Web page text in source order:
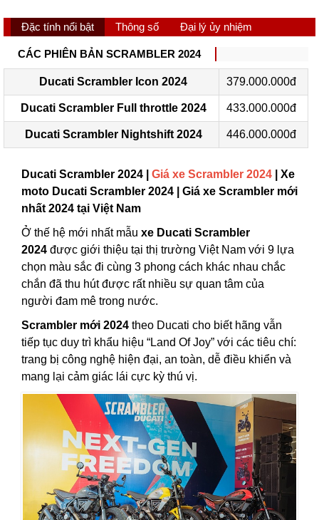
Đặc tính nổi bật Thông số Đại lý ủy nhiệm
CÁC PHIÊN BẢN SCRAMBLER 2024
Ducati Scrambler Icon 2024 379.000.000đ
Ducati Scrambler Full throttle 2024 433.000.000đ
Ducati Scrambler Nightshift 2024 446.000.000đ
Ducati Scrambler 2024 | Giá xe Scrambler 2024 | Xe
moto Ducati Scrambler 2024 | Giá xe Scrambler mới
nhất 2024 tại Việt Nam
Ở thế hệ mới nhất mẫu xe Ducati Scrambler
2024 được giới thiệu tại thị trường Việt Nam với 9 lựa
chọn màu sắc đi cùng 3 phong cách khác nhau chắc
chắn đã thu hút được rất nhiều sự quan tâm của
người đam mê trong nước.
Scrambler mới 2024 theo Ducati cho biết hãng vẫn
tiếp tục duy trì khẩu hiệu “Land Of Joy” với các tiêu chí:
trang bị công nghệ hiện đại, an toàn, dễ điều khiển và
mang lại cảm giác lái cực kỳ thú vị.